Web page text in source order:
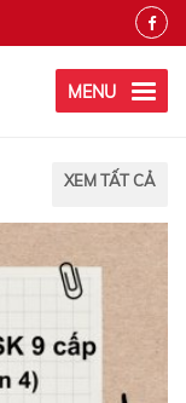
MENU
XEM TẤT CẢ